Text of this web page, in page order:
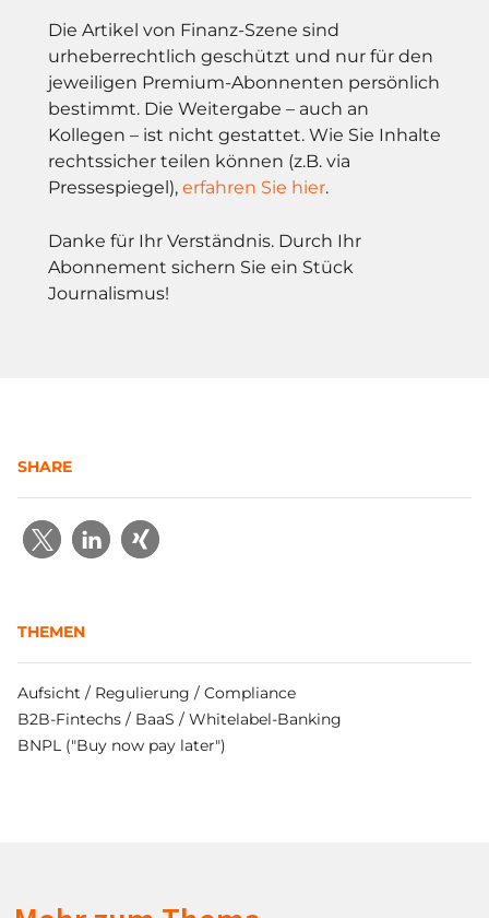
Die Artikel von Finanz-Szene sind
urheberrechtlich geschützt und nur für den
jeweiligen Premium-Abonnenten persönlich
bestimmt. Die Weitergabe – auch an
Kollegen – ist nicht gestattet. Wie Sie Inhalte
rechtssicher teilen können (z.B. via
Pressespiegel), erfahren Sie hier.
Danke für Ihr Verständnis. Durch Ihr
Abonnement sichern Sie ein Stück
Journalismus!
SHARE
THEMEN
Aufsicht / Regulierung / Compliance
B2B-Fintechs / BaaS / Whitelabel-Banking
BNPL ("Buy now pay later")